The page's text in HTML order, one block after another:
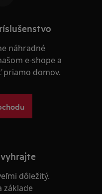
náhradné
e-shope a
priamo domov.
dôležitý.
základe